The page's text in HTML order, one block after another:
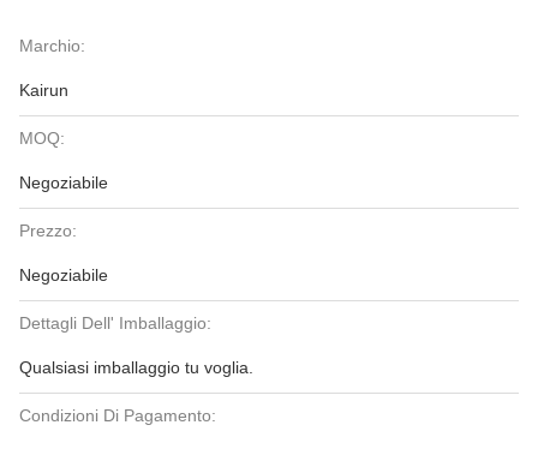
Marchio:
Kairun
MOQ:
Negoziabile
Prezzo:
Negoziabile
Dettagli Dell' Imballaggio:
Qualsiasi imballaggio tu voglia.
Condizioni Di Pagamento: